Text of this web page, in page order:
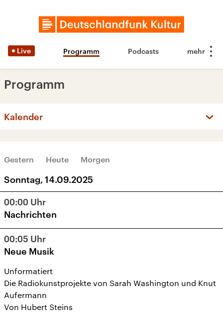
Live Programm Podcasts
Programm
Kalender
Mo Di Mi Do
8
Gestern Heute Morgen
Sonntag, 14.09.2025
00:00 Uhr
Nachrichten
00:05 Uhr
Neue Musik
Unformatiert
Die Radiokunstprojekte von Sarah Washington und Knut
Aufermann
Von Hubert Steins